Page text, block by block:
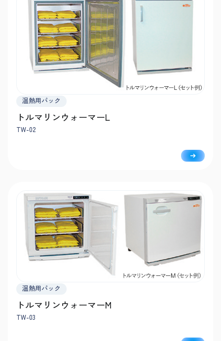
温熱用パック
トルマリンウォーマーL
TW-02
温熱用パック
トルマリンウォーマーM
TW-03